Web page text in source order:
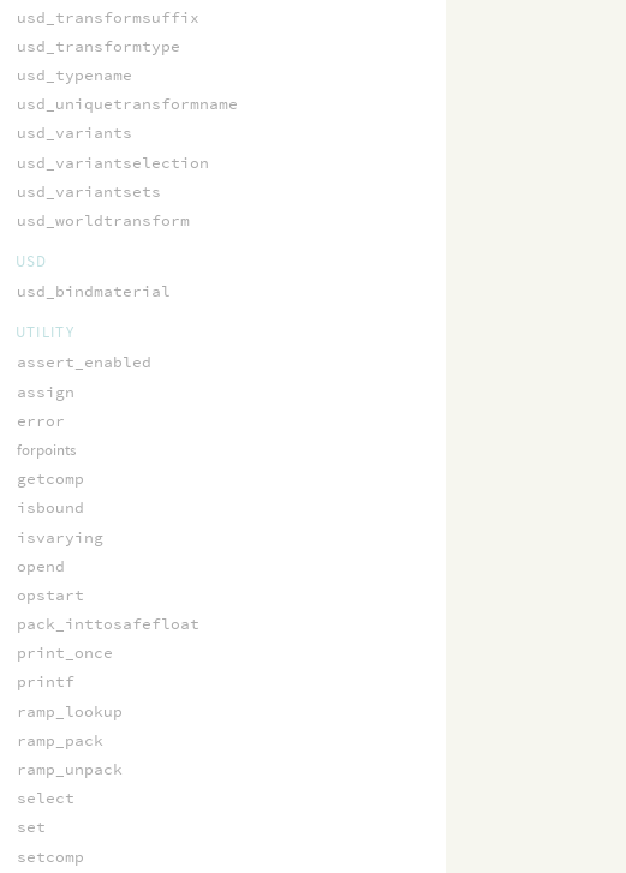
usd_transformsuffix
usd_transformtype
usd_typename
usd_uniquetransformname
usd_variants
usd_variantselection
usd_variantsets
usd_worldtransform
USD
usd_bindmaterial
UTILITY
assert_enabled
assign
error
forpoints
getcomp
isbound
isvarying
opend
opstart
pack_inttosafefloat
print_once
printf
ramp_lookup
ramp_pack
ramp_unpack
select
set
setcomp